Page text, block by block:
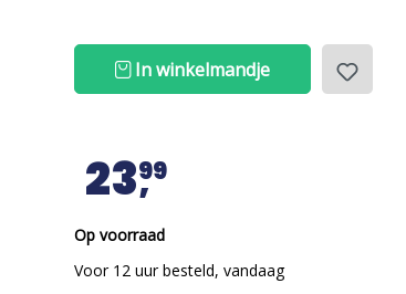
In winkelmandje
2399
Op voorraad
Voor 12 uur besteld, vandaag